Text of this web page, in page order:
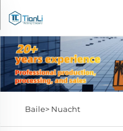
Baile> Nuacht